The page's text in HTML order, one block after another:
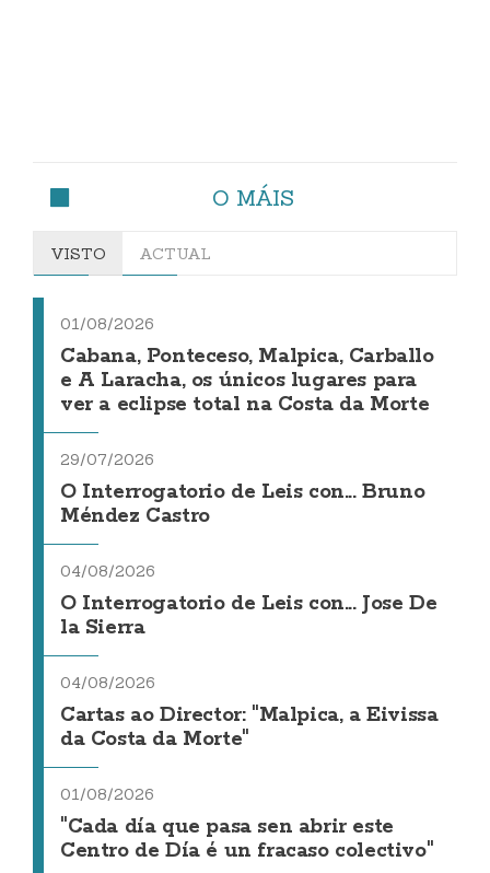
O MÁIS
VISTO ACTUAL
01/08/2026
Cabana, Ponteceso, Malpica, Carballo
e A Laracha, os únicos lugares para
ver a eclipse total na Costa da Morte
29/07/2026
O Interrogatorio de Leis con... Bruno
Méndez Castro
04/08/2026
O Interrogatorio de Leis con... Jose De
la Sierra
04/08/2026
Cartas ao Director: "Malpica, a Eivissa
da Costa da Morte"
01/08/2026
"Cada día que pasa sen abrir este
Centro de Día é un fracaso colectivo"